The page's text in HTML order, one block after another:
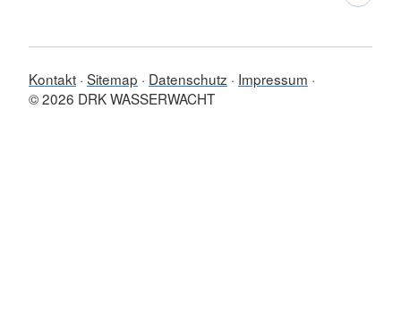
Kontakt Sitemap Datenschutz
Impressum
© 2026 DRK WASSERWACHT